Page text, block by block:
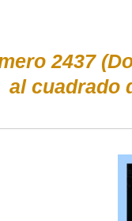
2437
al cuadrado